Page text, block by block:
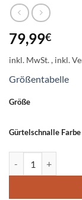
79,99€
inkl. MwSt.
Größentabelle
Größe
Gürtelschnalle Farbe